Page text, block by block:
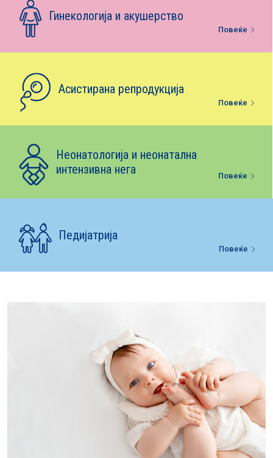
Е-библиотека
Гинекологија и акушерство
Повеќе
Асистирана репродукција
Повеќе
Неонатологија и неонатална
интензивна нега
Повеќе
Педијатрија
Повеќе